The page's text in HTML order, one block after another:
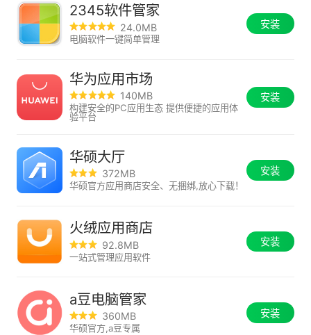
2345软件管家
24.0MB
电脑软件一键简单管理
安装
华为应用市场
140MB
构建安全的PC应用生态 提供便捷的应用体
验平台
安装
华硕大厅
372MB
华硕官方应用商店安全、无捆绑,放心下载！
安装
火绒应用商店
92.8MB
一站式管理应用软件
安装
a豆电脑管家
360MB
华硕官方,a豆专属
安装